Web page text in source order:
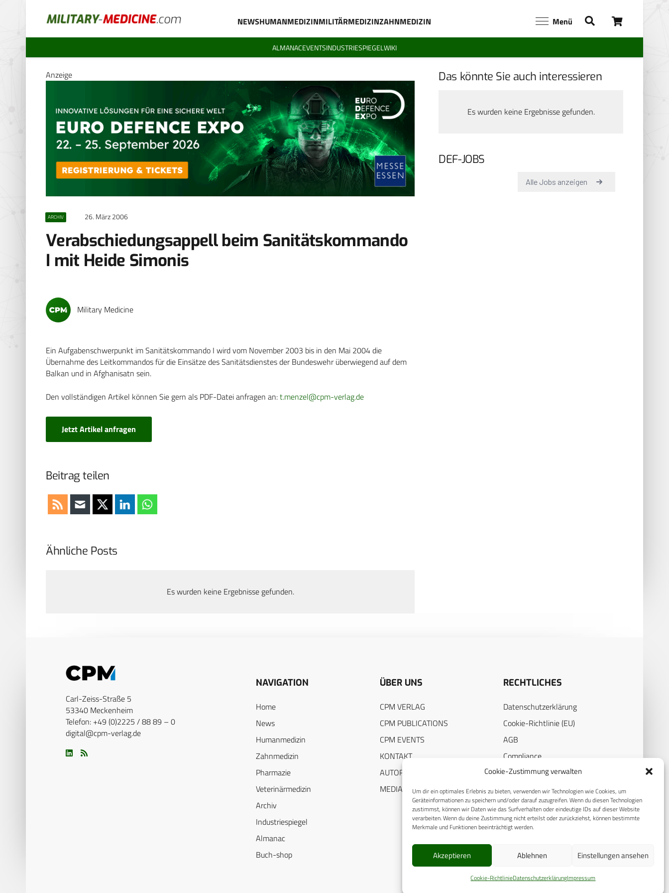
Cookie-Zustimmung verwalten
Um dir ein optimales Erlebnis zu bieten, verwenden wir Technologien wie Cookies, um
Geräteinformationen zu speichern und/oder darauf zuzugreifen. Wenn du diesen Technologien
zustimmst, können wir Daten wie das Surfverhalten oder eindeutige IDs auf dieser Website
verarbeiten. Wenn du deine Zustimmung nicht erteilst oder zurückziehst, können bestimmte
Merkmale und Funktionen beeinträchtigt werden.
Akzeptieren Ablehnen Einstellungen ansehen
Cookie-RichtlinieDatenschutzerklärungImpressum
NEWSHUMANMEDIZINMILITÄRMEDIZINZAHNMEDIZIN Menü
ALMANACEVENTSINDUSTRIESPIEGELWIKI
Anzeige
ARCHIV 26. März 2006
Verabschiedungsappell beim Sanitätskommando
I mit Heide Simonis
Military Medicine
Ein Aufgabenschwerpunkt im Sanitätskommando I wird vom November 2003 bis in den Mai 2004 die
Übernahme des Leitkommandos für die Einsätze des Sanitätsdienstes der Bundeswehr überwiegend auf dem
Balkan und in Afghanisatn sein.
Den vollständigen Artikel können Sie gern als PDF-Datei anfragen an:t.menzel@cpm-verlag.de
Jetzt Artikel anfragen
Beitrag teilen
Das könnte Sie auch interessieren
Es wurden keine Ergebnisse gefunden.
DEF-JOBS
Ähnliche Posts
Es wurden keine Ergebnisse gefunden.
Carl-Zeiss-Straße 5
53340 Meckenheim
Telefon: +49 (0)2225 / 88 89 – 0
digital@cpm-verlag.de
NAVIGATION
Home
News
Humanmedizin
Zahnmedizin
Pharmazie
Veterinärmedizin
Archiv
Industriespiegel
Almanac
Buch-shop
ÜBER UNS
CPM VERLAG
CPM PUBLICATIONS
CPM EVENTS
KONTAKT
AUTORENHINWEISE
MEDIADATEN
RECHTLICHES
Datenschutzerklärung
Cookie-Richtlinie (EU)
AGB
Compliance
Impressum